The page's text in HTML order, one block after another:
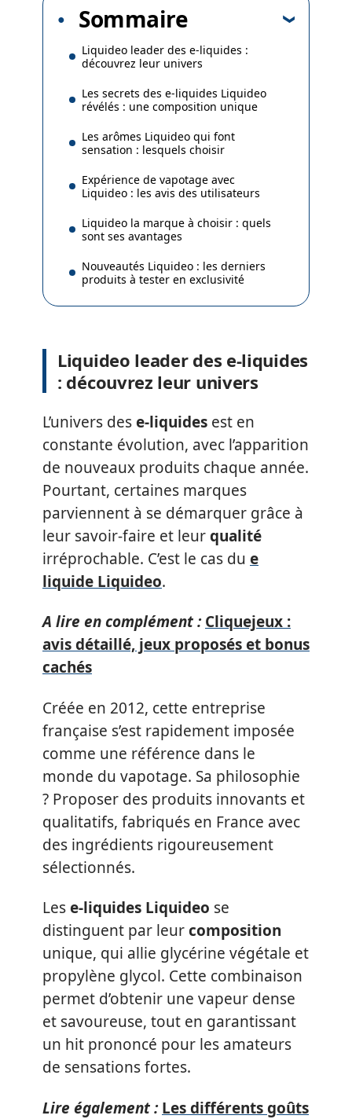
Sommaire
Liquideo leader des e-liquides :
découvrez leur univers
Les secrets des e-liquides Liquideo
révélés : une composition unique
Les arômes Liquideo qui font
sensation : lesquels choisir
Expérience de vapotage avec
Liquideo : les avis des utilisateurs
Liquideo la marque à choisir : quels
sont ses avantages
Nouveautés Liquideo : les derniers
produits à tester en exclusivité
Liquideo leader des e-liquides
: découvrez leur univers
L’univers dese-liquides est en
constante évolution, avec l’apparition
de nouveaux produits chaque année.
Pourtant, certaines marques
parviennent à se démarquer grâce à
leur savoir-faire et leurqualité
irréprochable. C’est le cas du e
liquide Liquideo.
A lire en complément : Cliquejeux :
avis détaillé, jeux proposés et bonus
cachés
Créée en 2012, cette entreprise
française s’est rapidement imposée
comme une référence dans le
monde du vapotage. Sa philosophie
? Proposer des produits innovants et
qualitatifs, fabriqués en France avec
des ingrédients rigoureusement
sélectionnés.
Lese-liquides Liquideo se
distinguent par leurcomposition
unique, qui allie glycérine végétale et
propylène glycol. Cette combinaison
permet d’obtenir une vapeur dense
et savoureuse, tout en garantissant
un hit prononcé pour les amateurs
de sensations fortes.
Lire également : Les différents goûts